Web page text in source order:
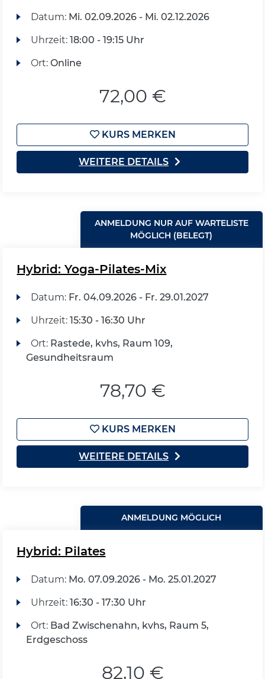
Datum: Mi. 02.09.2026 - Mi. 02.12.2026
Uhrzeit: 18:00 - 19:15 Uhr
Ort: Online
72,00 €
KURS MERKEN
WEITERE DETAILS
ANMELDUNG NUR AUF WARTELISTE
MÖGLICH (BELEGT)
Hybrid: Yoga-Pilates-Mix
Datum: Fr. 04.09.2026 - Fr. 29.01.2027
Uhrzeit: 15:30 - 16:30 Uhr
Ort: Rastede, kvhs, Raum 109,
Gesundheitsraum
78,70 €
KURS MERKEN
WEITERE DETAILS
ANMELDUNG MÖGLICH
Hybrid: Pilates
Datum: Mo. 07.09.2026 - Mo. 25.01.2027
Uhrzeit: 16:30 - 17:30 Uhr
Ort: Bad Zwischenahn, kvhs, Raum 5,
Erdgeschoss
82,10 €